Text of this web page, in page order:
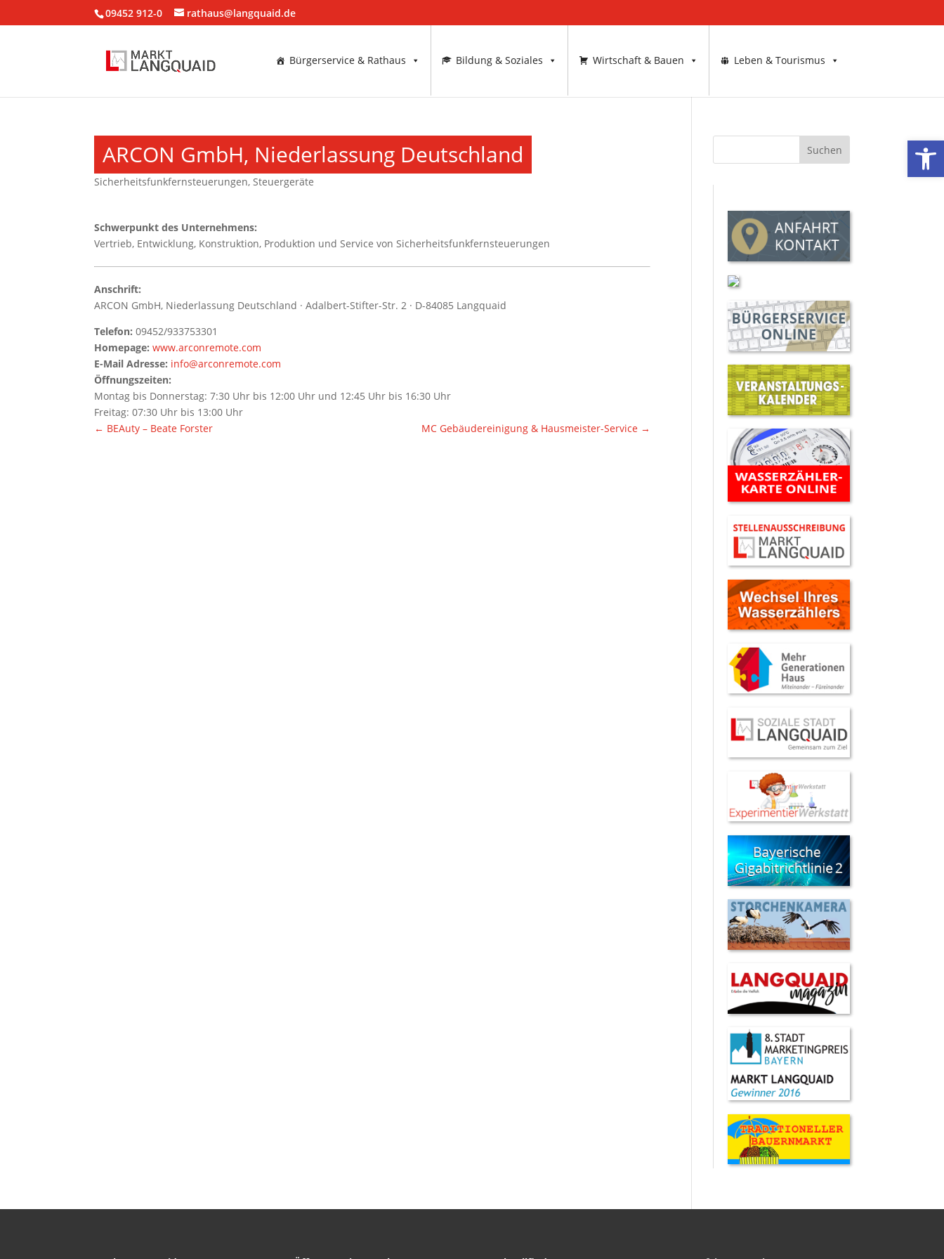
09452 912-0 rathaus@langquaid.de
Bürgerservice & Rathaus Bildung & Soziales Wirtschaft & Bauen Leben & Tourismus
ARCON GmbH, Niederlassung Deutschland
Sicherheitsfunkfernsteuerungen,Steuergeräte
Schwerpunkt des Unternehmens:
Vertrieb, Entwicklung, Konstruktion, Produktion und Service von Sicherheitsfunkfernsteuerungen
Anschrift:
ARCON GmbH, Niederlassung Deutschland · Adalbert-Stifter-Str. 2 · D-84085 Langquaid
Telefon:09452/933753301
Homepage:www.arconremote.com
E-Mail Adresse: info@arconremote.com
Öffnungszeiten:
Montag bis Donnerstag: 7:30 Uhr bis 12:00 Uhr und 12:45 Uhr bis 16:30 Uhr
Freitag: 07:30 Uhr bis 13:00 Uhr
← BEAuty – Beate Forster MC Gebäudereinigung & Hausmeister-Service →